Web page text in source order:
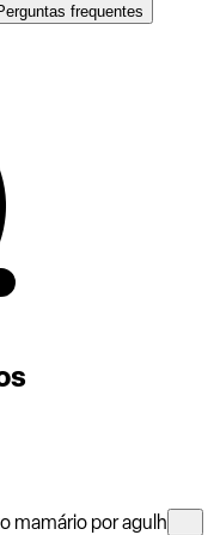
frequentes
mamário por agulh